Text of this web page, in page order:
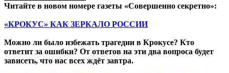
Читайте в новом номере газеты «Совершенно секретно»:
«КРОКУС» КАК ЗЕРКАЛО РОССИИ
Можно ли было избежать трагедии в Крокусе? Кто
ответит за ошибки? От ответов на эти два вопроса будет
зависеть, что нас всех ждёт завтра.